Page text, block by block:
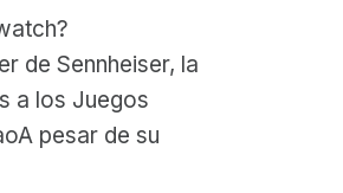
de Sennheiser, la
a los Juegos
pesar de su